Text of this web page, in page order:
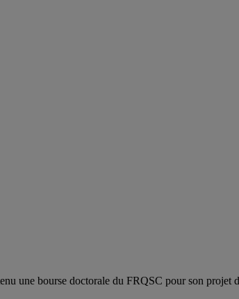
une bourse doctorale du FRQSC pour son projet